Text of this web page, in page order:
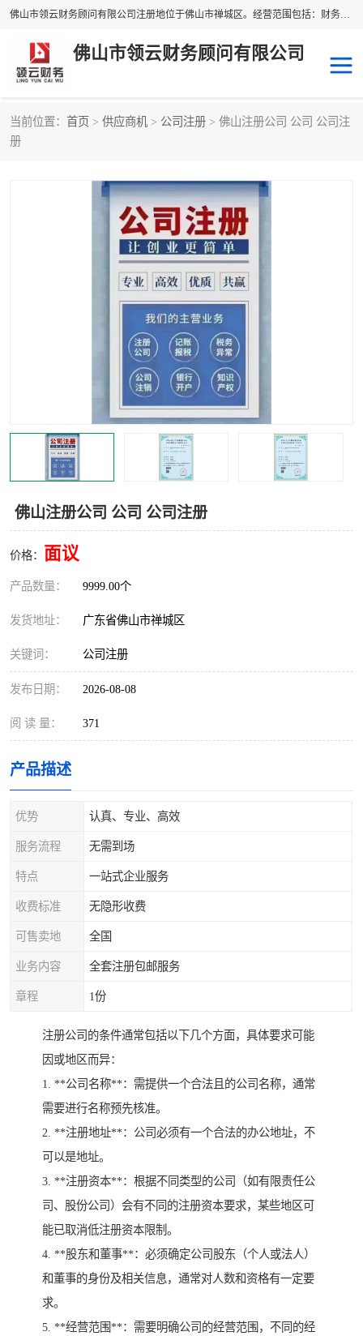
佛山市领云财务顾问有限公司注册地位于佛山市禅城区。经营范围包括：财务咨询，税务服务，企业管理咨询，信息咨询服务，法律咨询顾问，商务代理代办等服务；主要项目有：代理记账，旧账账务处理，疑难账务处理，建账审账；纳税申报，网上申请发票，企业税务分析、审查与评估；注册个体工商户，注册公司，公司注销；企业名称、地址、法人、股东、经营范围、营业期限等资料变更；商标注册、商标转让。财税审计、税务咨询、公司年审。
佛山市领云财务顾问有限公司
当前位置： 首页 > 供应商机 > 公司注册 > 佛山注册公司 公司 公司注
册
佛山注册公司 公司 公司注册
价格： 面议
产品数量： 9999.00个
发货地址： 广东省佛山市禅城区
关键词： 公司注册
发布日期： 2026-08-08
阅 读 量： 371
产品描述
优势 认真、专业、高效
服务流程 无需到场
特点 一站式企业服务
收费标准 无隐形收费
可售卖地 全国
业务内容 全套注册包邮服务
章程 1份
注册公司的条件通常包括以下几个方面，具体要求可能
因或地区而异：
1. **公司名称**：需提供一个合法且的公司名称，通常
需要进行名称预先核准。
2. **注册地址**：公司必须有一个合法的办公地址，不
可以是地址。
3. **注册资本**：根据不同类型的公司（如有限责任公
司、股份公司）会有不同的注册资本要求，某些地区可
能已取消低注册资本限制。
4. **股东和董事**：必须确定公司股东（个人或法人）
和董事的身份及相关信息，通常对人数和资格有一定要
求。
5. **经营范围**：需要明确公司的经营范围，不同的经
税务筹划
进出口经营权